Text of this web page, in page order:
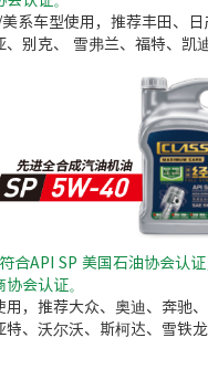
系车型使用，推荐丰田、
别克、 雪弗兰、福特、凯
合API SP 美国石油协会认
会认证。
用，推荐大众、奥迪、奔驰
、沃尔沃、斯柯达、雪铁龙